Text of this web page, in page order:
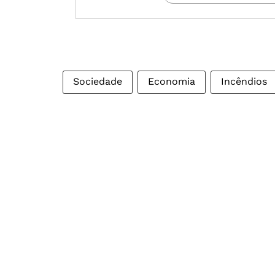
Sociedade Economia Incêndios